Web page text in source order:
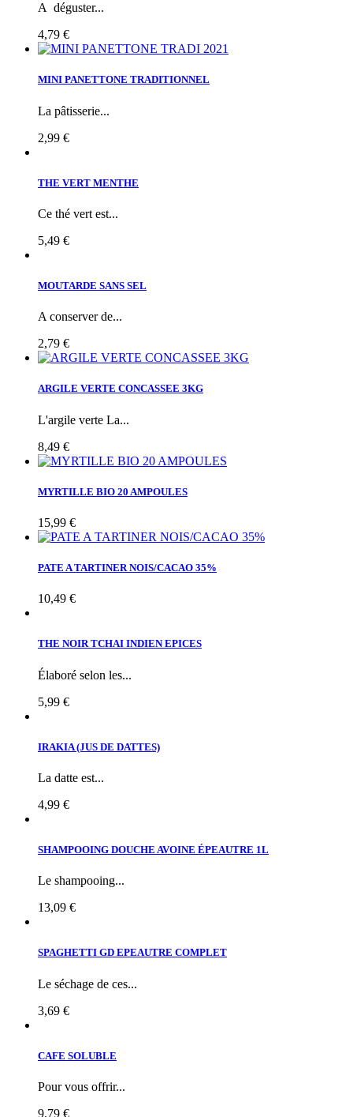
A déguster...
4,79 €
MINI PANETTONE TRADITIONNEL
La pâtisserie...
2,99 €
THE VERT MENTHE
Ce thé vert est...
5,49 €
MOUTARDE SANS SEL
A conserver de...
2,79 €
ARGILE VERTE CONCASSEE 3KG
L'argile verte La...
8,49 €
MYRTILLE BIO 20 AMPOULES
15,99 €
PATE A TARTINER NOIS/CACAO 35%
10,49 €
THE NOIR TCHAI INDIEN EPICES
Élaboré selon les...
5,99 €
IRAKIA (JUS DE DATTES)
La datte est...
4,99 €
SHAMPOOING DOUCHE AVOINE ÉPEAUTRE 1L
Le shampooing...
13,09 €
SPAGHETTI GD EPEAUTRE COMPLET
Le séchage de ces...
3,69 €
CAFE SOLUBLE
Pour vous offrir...
9,79 €